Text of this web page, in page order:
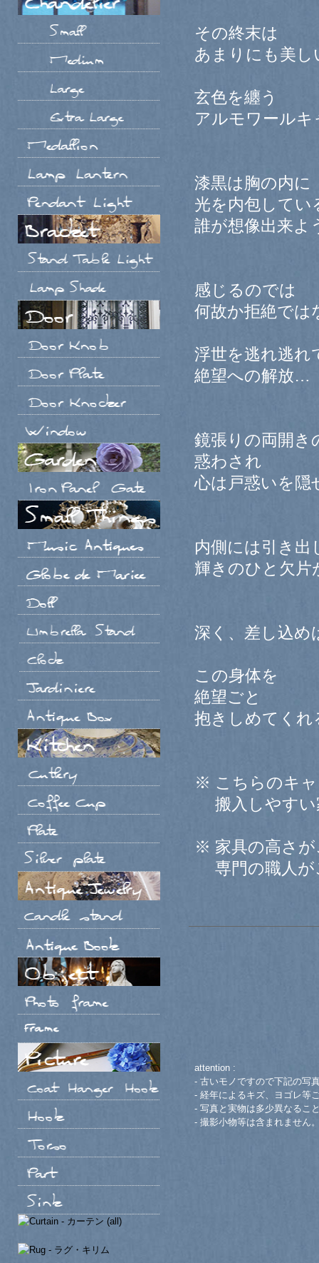
その終末は
あまりにも美
玄色を纏う
アルモワール
漆黒は胸の内に
光を内包して
誰が想像出来よ
感じるのでは
何故か拒絶では
浮世を逃れ逃れ
絶望への解放…
鏡張りの両開き
惑わされ
心は戸惑いを隠
内側には引き出
輝きのひと欠片
深く、差し込
この身体を
絶望ごと
抱きしめてくれ
※ こちらのキ
搬入しやすい
※ 家具の高さが
専門の職人が
attention :
- 古いモノですので下記の写
- 経年によるキズ、ヨゴレ等
- 写真と実物は多少異なるこ
- 撮影小物等は含まれません